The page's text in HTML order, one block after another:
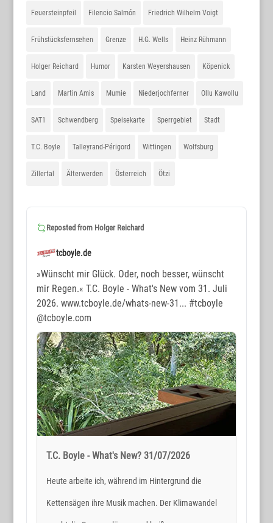
Feuersteinpfeil Filencio Salmón Friedrich Wilhelm Voigt
Frühstücksfernsehen Grenze H.G. Wells Heinz Rühmann
Holger Reichard Humor Karsten Weyershausen Köpenick
Land Martin Amis Mumie Niederjochferner Ollu Kawollu
SAT1 Schwendberg Speisekarte Sperrgebiet Stadt
T.C. Boyle Talleyrand-Périgord Wittingen Wolfsburg
Zillertal Älterwerden Österreich Ötzi
Reposted from Holger Reichard
tcboyle.de
»Wünscht mir Glück. Oder, noch besser, wünscht
mir Regen.« T.C. Boyle - What's New vom 31. Juli
2026. www.tcboyle.de/whats-new-31... #tcboyle
@tcboyle.com
T.C. Boyle - What's New? 31/07/2026
Heute arbeite ich, während im Hintergrund die
Kettensägen ihre Musik machen. Der Klimawandel